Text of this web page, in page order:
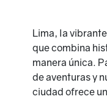
Lima, la
que combina
manera única.
de aventuras y
ciudad ofrece